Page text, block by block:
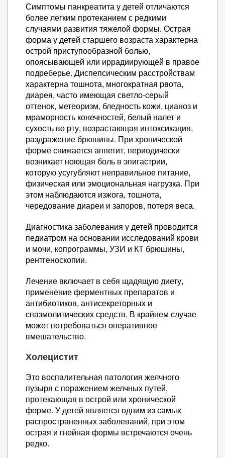
Симптомы панкреатита у детей отличаются
более легким протеканием с редкими
случаями развития тяжелой формы. Острая
форма у детей старшего возраста характерна
острой приступообразной болью,
опоясывающей или иррадиирующей в правое
подреберье. Диспепсическим расстройствам
характерна тошнота, многократная рвота,
диарея, часто имеющая светло-серый
оттенок, метеоризм, бледность кожи, цианоз и
мраморность конечностей, белый налет и
сухость во рту, возрастающая интоксикация,
раздражение брюшины. При хронической
форме снижается аппетит, периодически
возникает ноющая боль в эпигастрии,
которую усугубляют неправильное питание,
физическая или эмоциональная нагрузка. При
этом наблюдаются изжога, тошнота,
чередование диареи и запоров, потеря веса.
Диагностика заболевания у детей проводится
педиатром на основании исследований крови
и мочи, копрограммы, УЗИ и КТ брюшины,
рентгеноскопии.
Лечение включает в себя щадящую диету,
применение ферментных препаратов и
антибиотиков, антисекреторных и
спазмолитических средств. В крайнем случае
может потребоваться оперативное
вмешательство.
Холецистит
Это воспалительная патология желчного
пузыря с поражением желчных путей,
протекающая в острой или хронической
форме. У детей является одним из самых
распространенных заболеваний, при этом
острая и гнойная формы встречаются очень
редко.